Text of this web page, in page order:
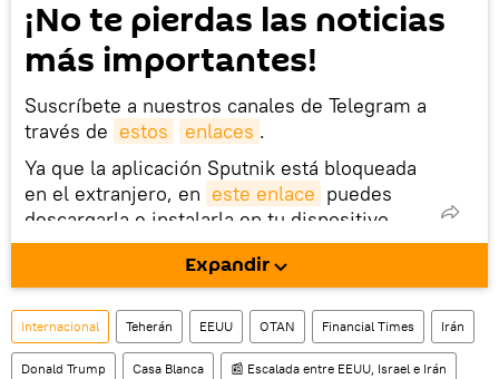
¡No te pierdas las noticias
más importantes!
Suscríbete a nuestros canales de Telegram a
través de estos enlaces .
Ya que la aplicación Sputnik está bloqueada
en el extranjero, en este enlace puedes
descargarla e instalarla en tu dispositivo
móvil (¡solo para Android!).
Expandir
Internacional Teherán EEUU OTAN Financial Times Irán
Donald Trump Casa Blanca 📰 Escalada entre EEUU, Israel e Irán